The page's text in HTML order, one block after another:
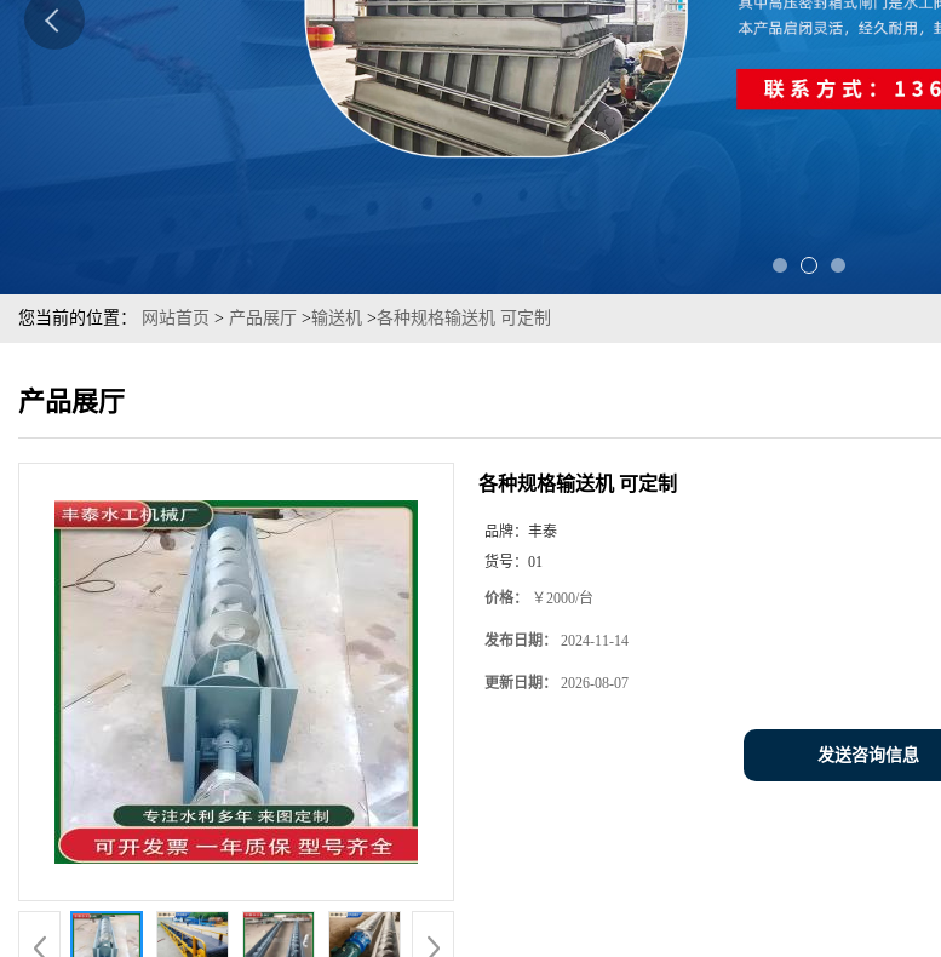
您当前的位置： 网站首页 > 产品展厅 >输送机 >各种规格输送机 可定制
产品展厅
各种规格输送机 可定制
品牌： 丰泰
货号： 01
价格： ￥2000/台
发布日期： 2024-11-14
更新日期： 2026-08-07
发送咨询信息